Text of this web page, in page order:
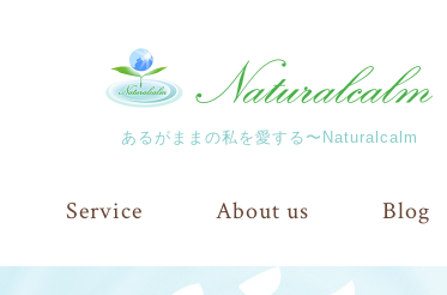
あるがままの私を愛する〜Naturalcalm
Service About us Blog